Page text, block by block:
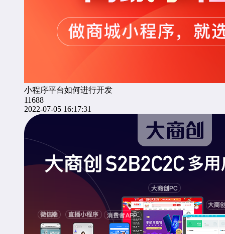
小程序平台如何进行开发
11688
2022-07-05 16:17:31